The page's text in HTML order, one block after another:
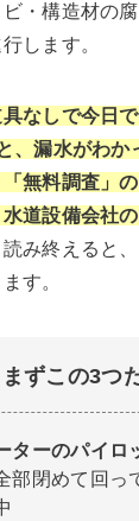
・構造材の
します。
なしで今日
、漏水がわか
無料調査」
道設備会社
み終えると
す。
まずこの3つ
ターのパイロ
部閉めて回っ